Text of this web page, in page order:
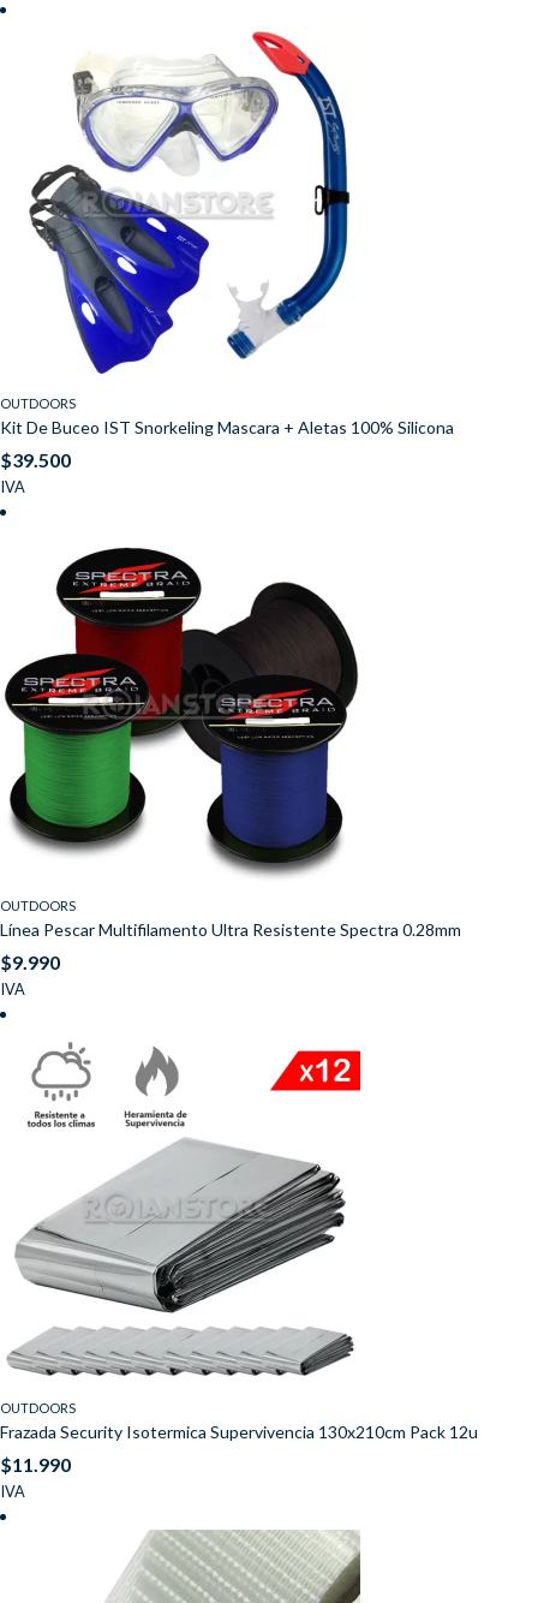
OUTDOORS
Kit De Buceo IST Snorkeling Mascara + Aletas 100% Silicona
$39.500
IVA
OUTDOORS
Línea Pescar Multifilamento Ultra Resistente Spectra 0.28mm
$9.990
IVA
OUTDOORS
Frazada Security Isotermica Supervivencia 130x210cm Pack 12u
$11.990
IVA